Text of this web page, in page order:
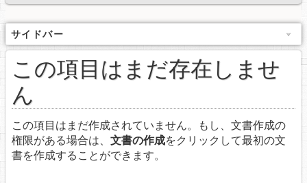
サイドバー
この項目はまだ存在しませ
ん
この項目はまだ作成されていません。もし、文書作成の
権限がある場合は、 文書の作成をクリックして最初の文
書を作成することができます。